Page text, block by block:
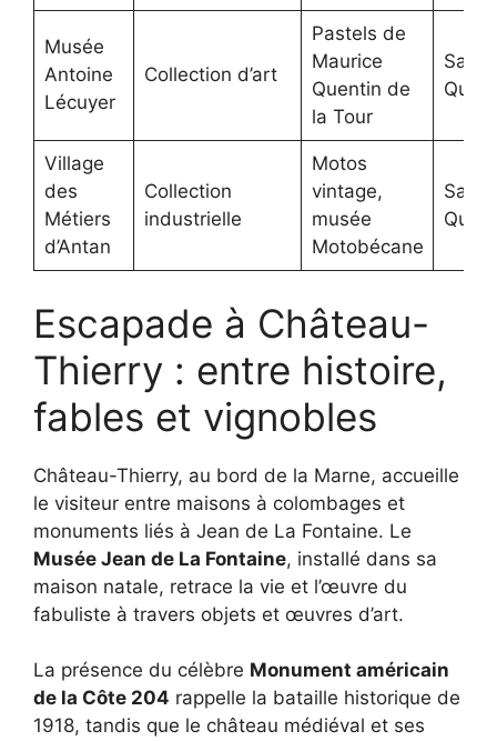
Musée
Antoine
Lécuyer
Collection d’art
Pastels de
Maurice
Quentin de
la Tour
Saint-
Village
des
Métiers
d’Antan
Collection
industrielle
Motos
vintage,
musée
Motobécane
Saint-
Escapade à Château-
Thierry : entre histoire,
fables et vignobles
Château-Thierry, au bord de la Marne, accueille
le visiteur entre maisons à colombages et
monuments liés à Jean de La Fontaine. Le
Musée Jean de La Fontaine, installé dans sa
maison natale, retrace la vie et l’œuvre du
fabuliste à travers objets et œuvres d’art.
La présence du célèbre Monument américain
de la Côte 204 rappelle la bataille historique de
1918, tandis que le château médiéval et ses